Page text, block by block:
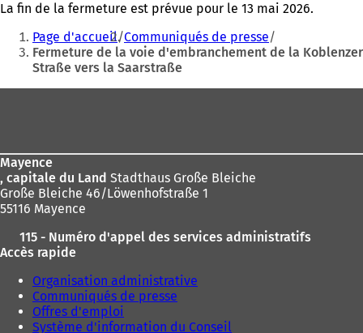
La fin de la fermeture est prévue pour le 13 mai 2026.
Vous
êtes
:
Page d'accueil Communiqués de presse
Fermeture de la voie d'embranchement de la Koblenzer
Straße vers la Saarstraße
Mayence
, capitale du Land Stadthaus Große Bleiche
Große Bleiche 46/Löwenhofstraße 1
55116 Mayence
115 - Numéro d'appel des services administratifs
Accès rapide
Organisation administrative
Communiqués de presse
Offres d'emploi
Système d'information du Conseil